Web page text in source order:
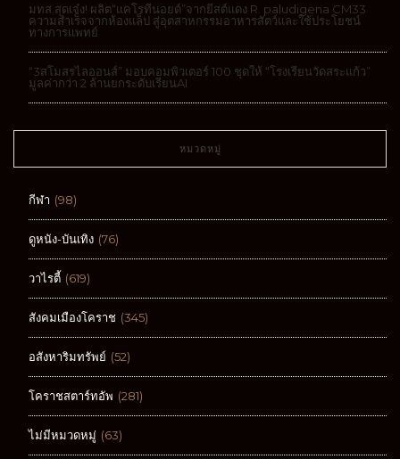
มทส.สุดเจ๋ง! ผลิต“แคโรทีนอยด์”จากยีสต์แดง R. paludigena CM33
ความสำเร็จจากห้องแล็ป สู่อุตสาหกรรมอาหารสัตว์และใช้ประโยชน์
ทางการแพทย์
“3สโมสรไลออนส์” มอบคอมพิวเตอร์ 100 ชุดให้ “โรงเรียนวัดสระแก้ว”
มูลค่ากว่า 2 ล้านยกระดับเรียนAI
หมวดหมู่
กีฬา (98)
ดูหนัง-บันเทิง (76)
วาไรตี้ (619)
สังคมเมืองโคราช (345)
อสังหาริมทรัพย์ (52)
โคราชสตาร์ทอัพ (281)
ไม่มีหมวดหมู่ (63)